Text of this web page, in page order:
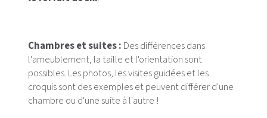
Chambres et suites : Des différences dans
l'ameublement, la taille et l'orientation sont
possibles. Les photos, les visites guidées et les
croquis sont des exemples et peuvent différer d'une
chambre ou d'une suite à l'autre !